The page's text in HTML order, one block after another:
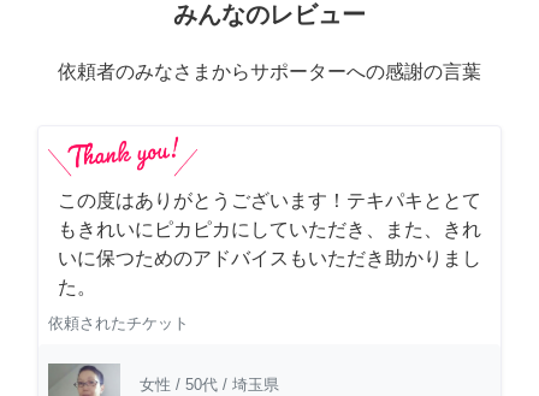
みんなのレビュー
依頼者のみなさまからサポーターへの感謝の言葉
この度はありがとうございます！テキパキととて
もきれいにピカピカにしていただき、また、きれ
いに保つためのアドバイスもいただき助かりまし
た。
依頼されたチケット
女性 / 50代 / 埼玉県